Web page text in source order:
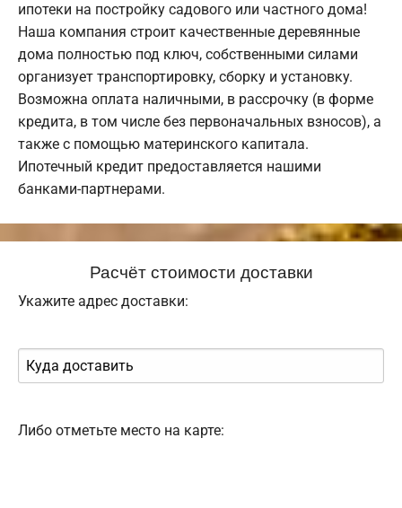
ипотеки на постройку садового или частного дома!
Наша компания строит качественные деревянные
дома полностью под ключ, собственными силами
организует транспортировку, сборку и установку.
Возможна оплата наличными, в рассрочку (в форме
кредита, в том числе без первоначальных взносов), а
также с помощью материнского капитала.
Ипотечный кредит предоставляется нашими
банками-партнерами.
Расчёт стоимости доставки
Укажите адрес доставки:
Либо отметьте место на карте: